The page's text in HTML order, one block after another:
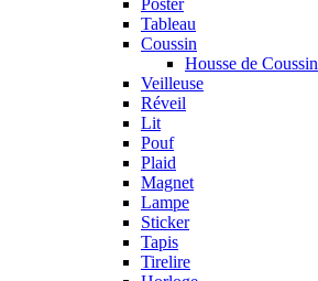
Poster
Tableau
Coussin
Housse de Coussin
Veilleuse
Réveil
Lit
Pouf
Plaid
Magnet
Lampe
Sticker
Tapis
Tirelire